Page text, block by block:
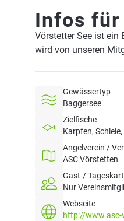
Infos für
Vörstetter See ist ein
wird von unseren
Gewässertyp
Baggersee
Zielfische
Karpfen,
Angelverein /
ASC Vörstetten
Gast-/
Nur
Webseite
http://www.asc-